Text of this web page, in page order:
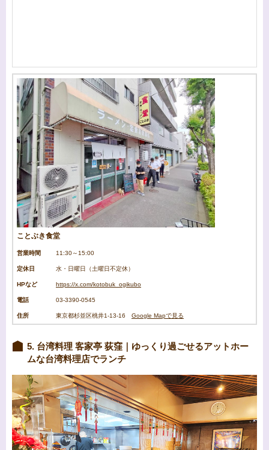
ことぶき食堂
営業時間 11:30～15:00
定休日 水・日曜日（土曜日不定休）
HPなど https://x.com/kotobuk_ogikubo
電話 03-3390-0545
住所 東京都杉並区桃井1-13-16 Google Mapで見る
5. 台湾料理 客家亭 荻窪｜ゆっくり過ごせるアットホー
ムな台湾料理店でランチ